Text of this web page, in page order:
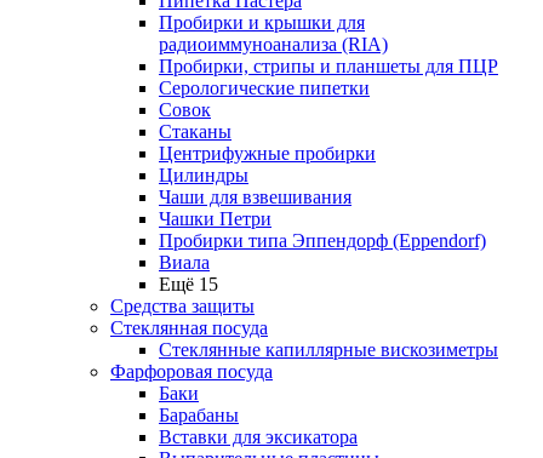
Пробирки и крышки для
радиоиммуноанализа (RIA)
Пробирки, стрипы и планшеты для ПЦР
Серологические пипетки
Совок
Стаканы
Центрифужные пробирки
Цилиндры
Чаши для взвешивания
Чашки Петри
Пробирки типа Эппендорф (Eppendorf)
Виала
Ещё 15
Средства защиты
Стеклянная посуда
Стеклянные капиллярные вискозиметры
Фарфоровая посуда
Баки
Барабаны
Вставки для эксикатора